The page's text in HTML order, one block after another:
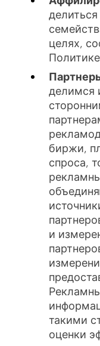
целях,
делимся
биржи,
спроса,
и
такими
оценки